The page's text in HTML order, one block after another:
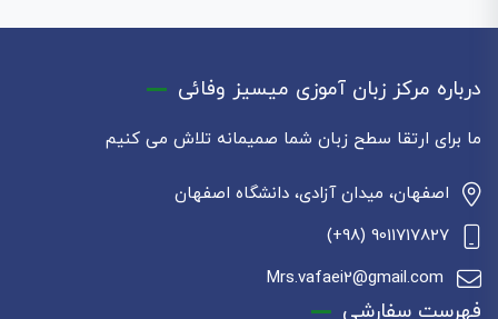
درباره مرکز زبان آموزی میسیز وفائی
ما برای ارتقا سطح زبان شما صمیمانه تلاش می کنیم
اصفهان، میدان آزادی، دانشگاه اصفهان
9011717827 (98+)
Mrs.vafaei2@gmail.com
فهرست سفارشی